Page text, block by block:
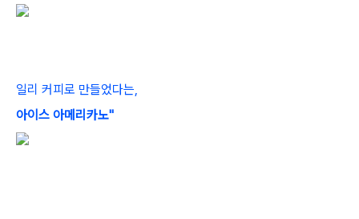
일리 커피로 만들었다는,
아이스 아메리카노"